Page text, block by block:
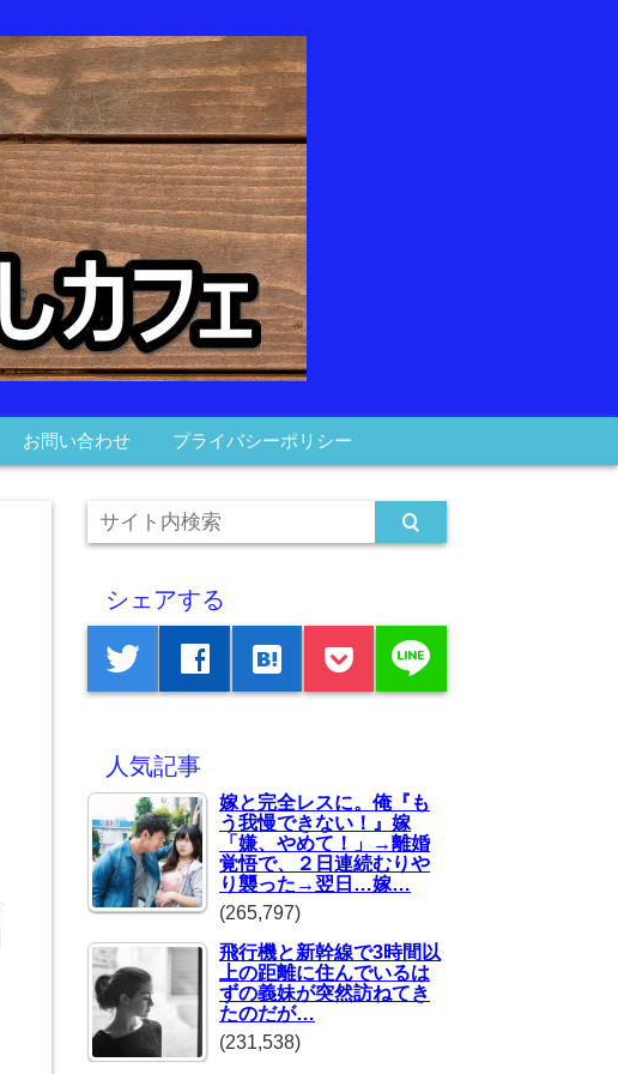
お問い合わせ プライバシーポリシー
シェアする
twitter facebook hatenabookmark line
人気記事
嫁と完全レスに。俺『も
う我慢できない！』嫁
「嫌、やめて！」→離婚
覚悟で、２日連続むりや
り襲った→翌日…嫁…
(265,797)
飛行機と新幹線で3時間以
上の距離に住んでいるは
ずの義妹が突然訪ねてき
たのだが…
(231,538)